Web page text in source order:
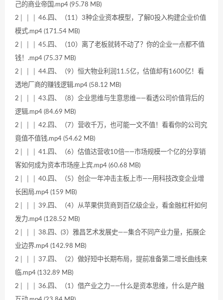
己的商业帝国.mp4 (95.78 MB)
2│ │ │ 46.四、（11）3种企业资本模型，了解0投入构建企业价值
模式.mp4 (171.54 MB)
2│ │ │ 45.四、（10）离了老板就转不动了？你的企业一点都不值
钱！.mp4 (75.37 MB)
2│ │ │ 44.四、（9）恒大物业利润11.5亿，估值却有1600亿！看
透地厂商的赚钱逻辑.mp4 (58.12 MB)
2│ │ │ 43.四、（8）企业思维与生意思维——看透公司价值背后的
逻辑.mp4 (84.69 MB)
2│ │ │ 42.四、（7）营收千万，也可能一文不值！看看你的公司究
竟值不值钱.mp4 (54.62 MB)
2│ │ │ 41.四、（6）估值达营收10倍——市场规模一个亿的分享销
客如何成为资本市场座上宾.mp4 (60.68 MB)
2│ │ │ 40.四、（5）创企一年冲击主板上市——用科技改变企业增
长困局.mp4 (159 MB)
2│ │ │ 39.四、（4）从苹果供货商到百亿级企业，看金融杠杆如何
发力.mp4 (128.52 MB)
2│ │ │ 38.四、(3）雅昌艺术发展史——集合不同产业力量，拓展企
业边界.mp4 (142.98 MB)
2│ │ │ 37.四、（2）做好短中长期布局，提前准备第二增长曲线来
临.mp4 (132.89 MB)
2│ │ │ 36.四、（1）借产业之力——什么是资本思维，什么是产融